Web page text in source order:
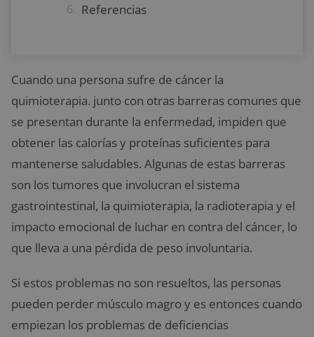
Referencias
Cuando una persona sufre de cáncer la
quimioterapia. junto con otras barreras comunes que
se presentan durante la enfermedad, impiden que
obtener las calorías y proteínas suficientes para
mantenerse saludables. Algunas de estas barreras
son los tumores que involucran el sistema
gastrointestinal, la quimioterapia, la radioterapia y el
impacto emocional de luchar en contra del cáncer, lo
que lleva a una pérdida de peso involuntaria.
Si estos problemas no son resueltos, las personas
pueden perder músculo magro y es entonces cuando
empiezan los problemas de deficiencias